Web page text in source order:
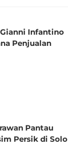
Infantino
Penjualan
Pantau
Persik di Solo